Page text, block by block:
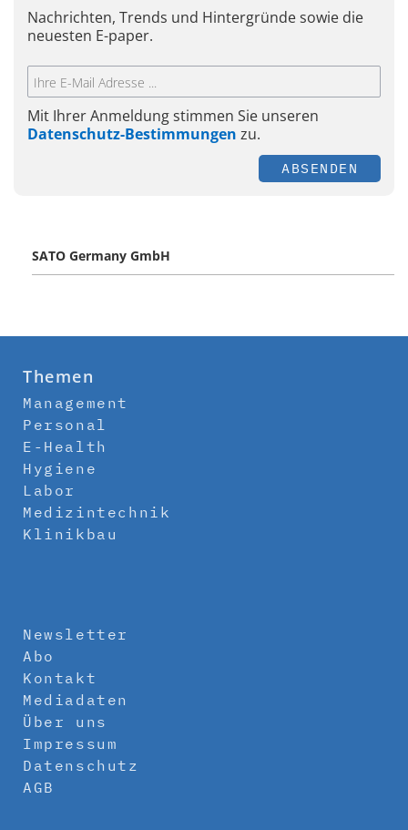
Nachrichten, Trends und Hintergründe sowie die
neuesten E-paper.
Mit Ihrer Anmeldung stimmen Sie unseren
Datenschutz-Bestimmungen zu.
ABSENDEN
SATO Germany GmbH
Themen
Management
Personal
E-Health
Hygiene
Labor
Medizintechnik
Klinikbau
Newsletter
Abo
Kontakt
Mediadaten
Über uns
Impressum
Datenschutz
AGB